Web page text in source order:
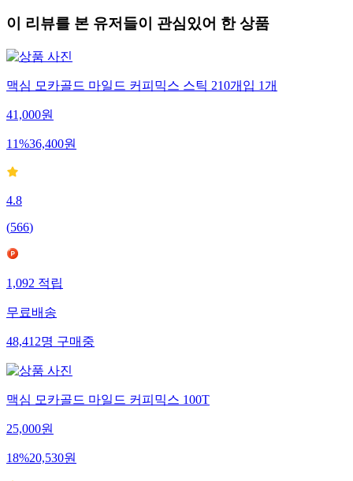
이 리뷰를 본 유저들이 관심있어 한 상품
맥심 모카골드 마일드 커피믹스 스틱 210개입 1개
41,000원
11%36,400원
4.8
(566)
1,092 적립
무료배송
48,412명 구매중
맥심 모카골드 마일드 커피믹스 100T
25,000원
18%20,530원